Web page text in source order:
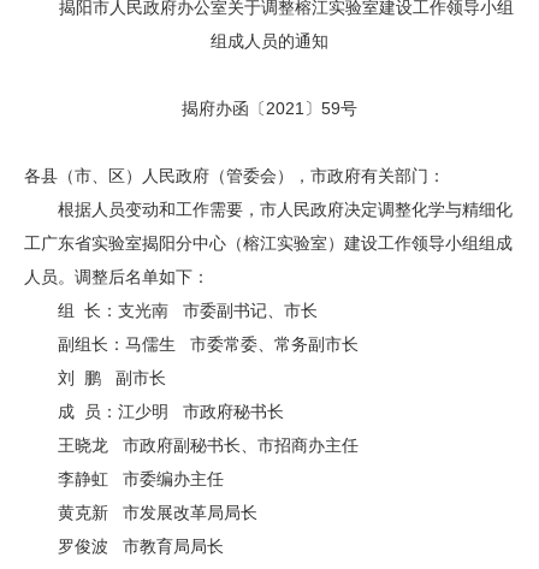
揭阳市人民政府办公室关于调整榕江实验室建设工作领导小组
组成人员的通知
揭府办函〔2021〕59号
各县（市、区）人民政府（管委会），市政府有关部门：
根据人员变动和工作需要，市人民政府决定调整化学与精细化
工广东省实验室揭阳分中心（榕江实验室）建设工作领导小组组成
人员。调整后名单如下：
组 长：支光南 市委副书记、市长
副组长：马儒生 市委常委、常务副市长
刘 鹏 副市长
成 员：江少明 市政府秘书长
王晓龙 市政府副秘书长、市招商办主任
李静虹 市委编办主任
黄克新 市发展改革局局长
罗俊波 市教育局局长